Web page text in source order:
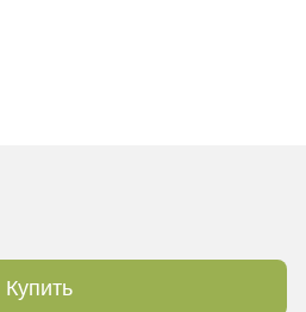
Купить